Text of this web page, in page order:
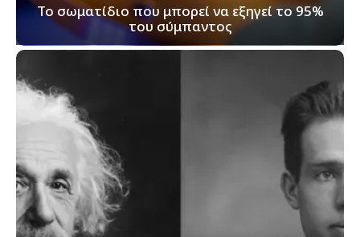
Το σωματίδιο που μπορεί να εξηγεί το 95%
του σύμπαντος